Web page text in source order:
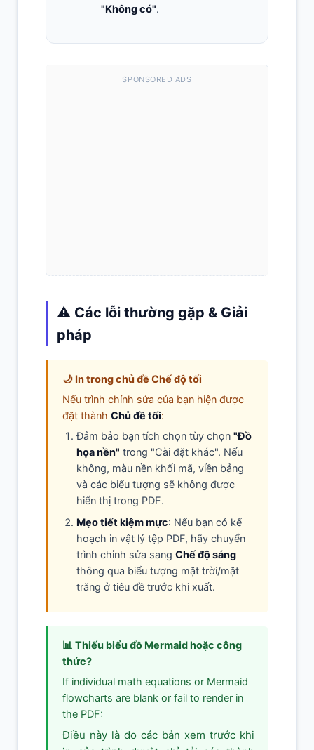
"Không có".
SPONSORED ADS
⚠️ Các lỗi thường gặp & Giải
pháp
🌙 In trong chủ đề Chế độ tối
Nếu trình chỉnh sửa của bạn hiện được
đặt thành Chủ đề tối:
Đảm bảo bạn tích chọn tùy chọn "Đồ
họa nền" trong "Cài đặt khác". Nếu
không, màu nền khối mã, viền bảng
và các biểu tượng sẽ không được
hiển thị trong PDF.
Mẹo tiết kiệm mực: Nếu bạn có kế
hoạch in vật lý tệp PDF, hãy chuyển
trình chỉnh sửa sang Chế độ sáng
thông qua biểu tượng mặt trời/mặt
trăng ở tiêu đề trước khi xuất.
📊 Thiếu biểu đồ Mermaid hoặc công
thức?
If individual math equations or Mermaid
flowcharts are blank or fail to render in
the PDF:
Điều này là do các bản xem trước khi